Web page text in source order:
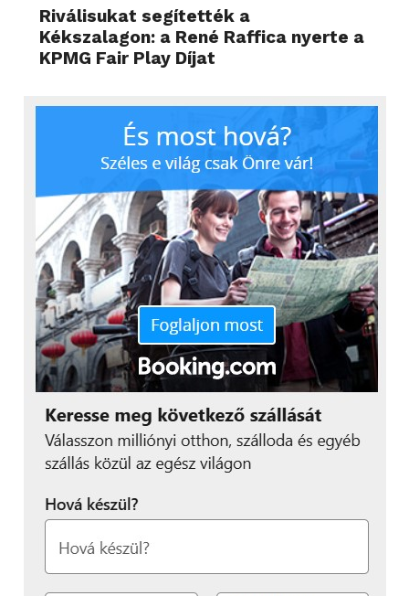
Riválisukat segítették a
Kékszalagon: a René Raffica nyerte a
KPMG Fair Play Díjat